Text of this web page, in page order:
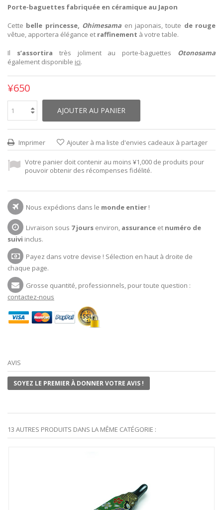
Porte-baguettes fabriquée en céramique au Japon
Cette belle princesse, Ohimesama en japonais, toute de rouge
vêtue, apportera élégance et raffinement à votre table.
Il s’assortira très joliment au porte-baguettes Otonosama
également disponible ici.
¥650
AJOUTER AU PANIER
Imprimer Ajouter à ma liste d'envies cadeaux à partager
Votre panier doit contenir au moins ¥1,000 de produits pour
pouvoir obtenir des récompenses fidélité.
Nous expédions dans le monde entier !
Livraison sous 7 jours environ, assurance et numéro de
suivi inclus.
Payez dans votre devise ! Sélection en haut à droite de
chaque page.
Grosse quantité, professionnels, pour toute question :
contactez-nous
AVIS
SOYEZ LE PREMIER À DONNER VOTRE AVIS !
13 AUTRES PRODUITS DANS LA MÊME CATÉGORIE :